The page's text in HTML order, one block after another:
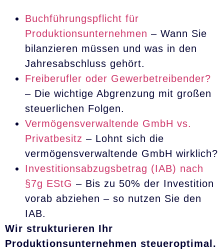
Buchführungspflicht für
Produktionsunternehmen – Wann Sie
bilanzieren müssen und was in den
Jahresabschluss gehört.
Freiberufler oder Gewerbetreibender?
– Die wichtige Abgrenzung mit großen
steuerlichen Folgen.
Vermögensverwaltende GmbH vs.
Privatbesitz – Lohnt sich die
vermögensverwaltende GmbH wirklich?
Investitionsabzugsbetrag (IAB) nach
§7g EStG – Bis zu 50% der Investition
vorab abziehen – so nutzen Sie den
IAB.
Wir strukturieren Ihr
Produktionsunternehmen steueroptimal.